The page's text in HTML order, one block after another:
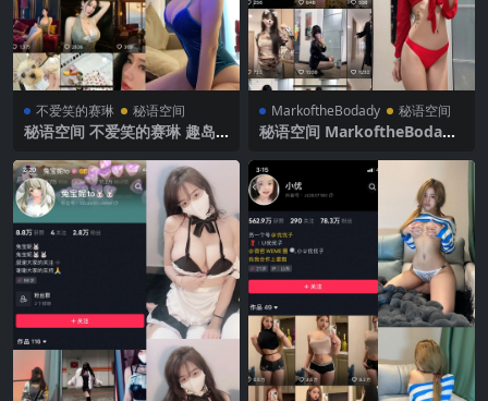
不爱笑的赛琳 秘语空间
秘语空间 不爱笑的赛琳 趣岛
年最新完整版
MarkoftheBodady 秘语空间
秘语空间 MarkoftheBodady
年最新更新